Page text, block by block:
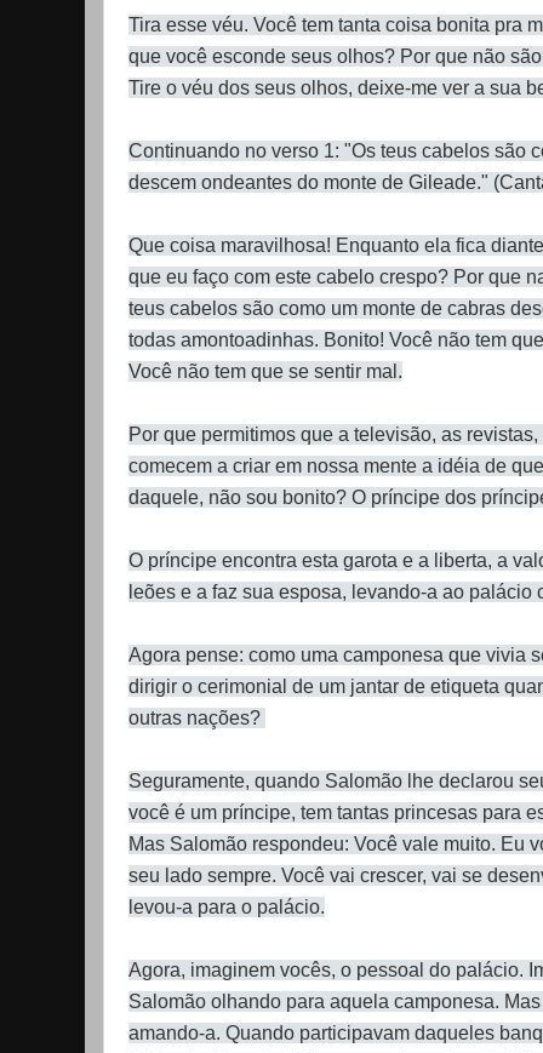
Tira esse véu. Você tem tanta coisa bonita pra
que você esconde seus olhos? Por que não
Tire o véu dos seus olhos, deixe-me ver a sua
Continuando no verso 1: "Os teus cabelos são
descem ondeantes do monte de Gileade."
Que coisa maravilhosa! Enquanto ela fica
que eu faço com este cabelo crespo? Por que
teus cabelos são como um monte de cabras
todas amontoadinhas. Bonito! Você não tem
Você não tem que se sentir mal.
Por que permitimos que a televisão, as
comecem a criar em nossa mente a idéia de
daquele, não sou bonito? O príncipe dos
O príncipe encontra esta garota e a liberta, a
leões e a faz sua esposa, levando-a ao
Agora pense: como uma camponesa que vivia
dirigir o cerimonial de um jantar de etiqueta
outras nações?
Seguramente, quando Salomão lhe declarou
você é um príncipe, tem tantas princesas para
Mas Salomão respondeu: Você vale muito. Eu
seu lado sempre. Você vai crescer, vai se
levou-a para o palácio.
Agora, imaginem vocês, o pessoal do palácio.
Salomão olhando para aquela camponesa.
amando-a. Quando participavam daqueles